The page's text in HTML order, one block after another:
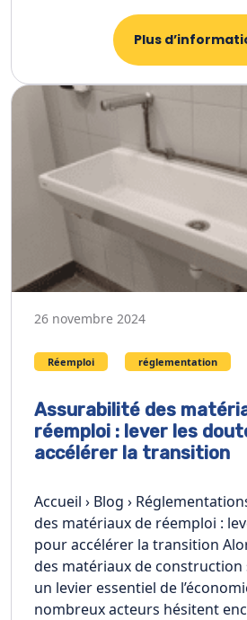
Plus
26 novembre 2024
Réemploi réglementation
Assurabilité des
réemploi : lever les
accélérer la transition
Accueil › Blog ›
des matériaux de réemploi :
pour accélérer la transition
des matériaux de construction
un levier essentiel de
nombreux acteurs hésitent